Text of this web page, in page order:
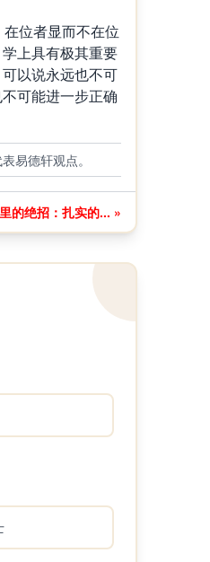
位者显而不在位
上具有极其重要
以说永远也不可
可能进一步正确
易德轩观点。
的绝招：扎实的... »